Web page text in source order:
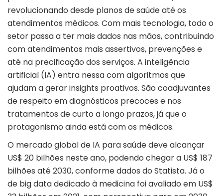
revolucionando desde planos de saúde até os
atendimentos médicos. Com mais tecnologia, todo o
setor passa a ter mais dados nas mãos, contribuindo
com atendimentos mais assertivos, prevenções e
até na precificação dos serviços. A inteligência
artificial (IA) entra nessa com algoritmos que
ajudam a gerar insights proativos. São coadjuvantes
de respeito em diagnósticos precoces e nos
tratamentos de curto a longo prazos, já que o
protagonismo ainda está com os médicos.
O mercado global de IA para saúde deve alcançar
US$ 20 bilhões neste ano, podendo chegar a US$ 187
bilhões até 2030, conforme dados do Statista. Já o
de big data dedicado à medicina foi avaliado em US$